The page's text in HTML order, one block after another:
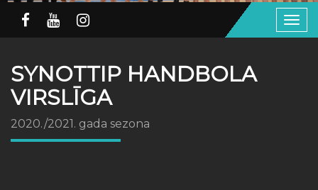
SYNOTTIP HANDBOLA
VIRSLĪGA
2020./2021. gada sezona